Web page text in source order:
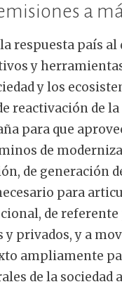
a
respuesta país
y
y los
reactivación de
para que
de
de generación
para
de
y privados, y a
ampliamente
de la